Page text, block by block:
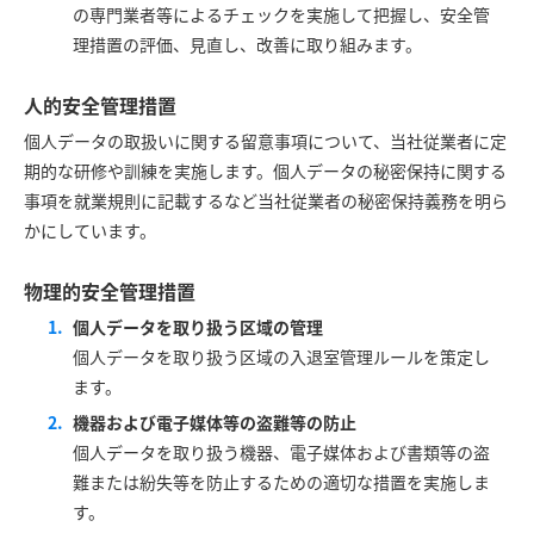
の専門業者等によるチェックを実施して把握し、安全管
理措置の評価、見直し、改善に取り組みます。
人的安全管理措置
個人データの取扱いに関する留意事項について、当社従業者に定
期的な研修や訓練を実施します。個人データの秘密保持に関する
事項を就業規則に記載するなど当社従業者の秘密保持義務を明ら
かにしています。
物理的安全管理措置
個人データを取り扱う区域の管理
個人データを取り扱う区域の入退室管理ルールを策定し
ます。
機器および電子媒体等の盗難等の防止
個人データを取り扱う機器、電子媒体および書類等の盗
難または紛失等を防止するための適切な措置を実施しま
す。